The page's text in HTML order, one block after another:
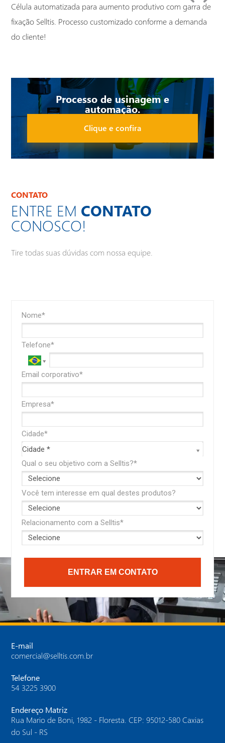
Você tem interesse em qual destes produtos?
CONFERIR CATÁLOGO ➜
Célula automatizada para aumento produtivo com garra de
fixação Selltis. Processo customizado conforme a demanda
do cliente!
Processo de usinagem e
automação.
Clique e confira
CONTATO
ENTRE EM CONTATO
CONOSCO!
Tire todas suas dúvidas com nossa equipe.
Nome*
Telefone*
Email corporativo*
Empresa*
Cidade*
Cidade *
Cidade*
Qual o seu objetivo com a Selltis?*
Você tem interesse em qual destes produtos?
Relacionamento com a Selltis*
ENTRAR EM CONTATO
E-mail
comercial@selltis.com.br
Telefone
54 3225 3900
Endereço Matriz
Rua Mario de Boni, 1982 - Floresta. CEP: 95012-580 Caxias
do Sul - RS